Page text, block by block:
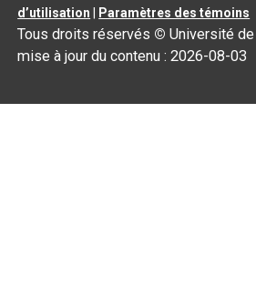
d’utilisation
Paramètres des témoins
Tous droits réservés © Université
mise à jour du contenu :2026-08-03